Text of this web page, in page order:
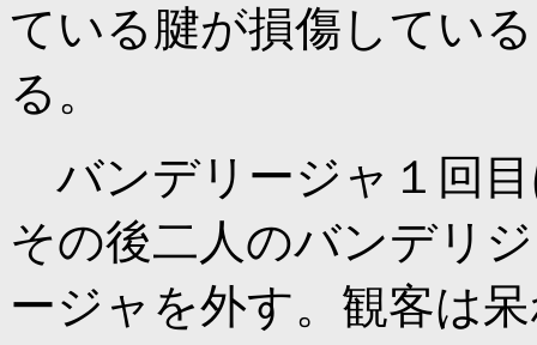
ている腱が損傷してい
る。
バンデリージャ１回
その後二人のバンデリ
ージャを外す。観客は